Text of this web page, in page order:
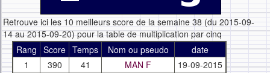
Retrouve ici les 10 meilleurs score de la semaine 38 (du 2015-09-
14 au 2015-09-20) pour la table de multiplication par cinq
Rang Score Temps Nom ou pseudo
date
1
390 41 MAN F
19-09-2015